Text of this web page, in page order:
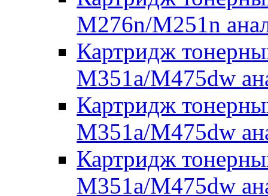
M276n/M251n
Картридж
M351a/M475dw
Картридж
M351a/M475dw
Картридж
M351a/M475dw